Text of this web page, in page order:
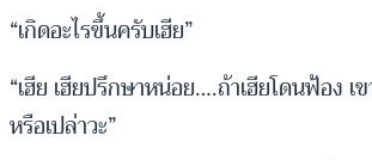
“เกิดอะไรขึ้นครับเฮีย”
“เฮีย เฮียปรึกษาหน่อย….ถ้าเฮียโดนฟ้อง เ
หรือเปล่าวะ”